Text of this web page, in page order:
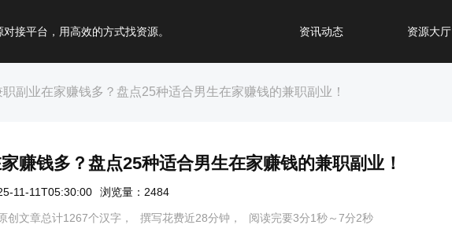
接平台，用高效的方式找资源。 资讯动态 资源大厅
副业在家赚钱多？盘点25种适合男生在家赚钱的兼职副业！
赚钱多？盘点25种适合男生在家赚钱的兼职副业！
11-11T05:30:00 浏览量：2484
创文章总计1267个汉字， 撰写花费近28分钟， 阅读完要3分1秒～7分2秒